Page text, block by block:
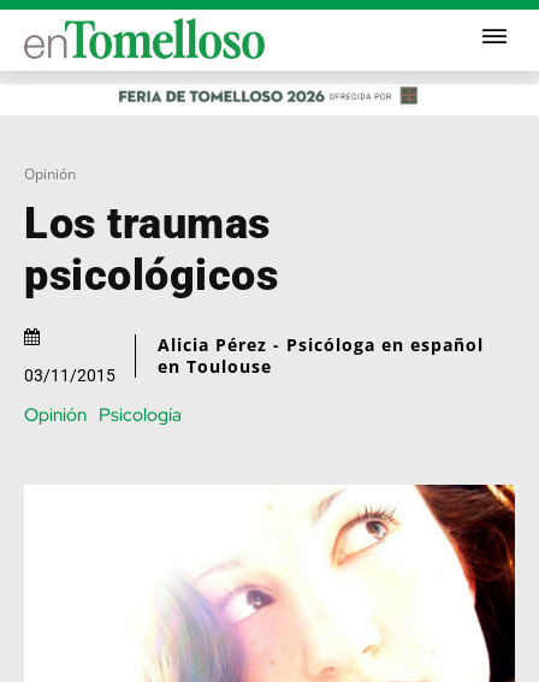
Opinión
Los traumas
psicológicos
03/11/2015
Alicia Pérez - Psicóloga en español
en Toulouse
Opinión Psicología